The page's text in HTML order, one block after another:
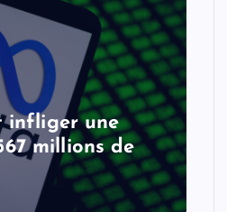
infliger une
millions de